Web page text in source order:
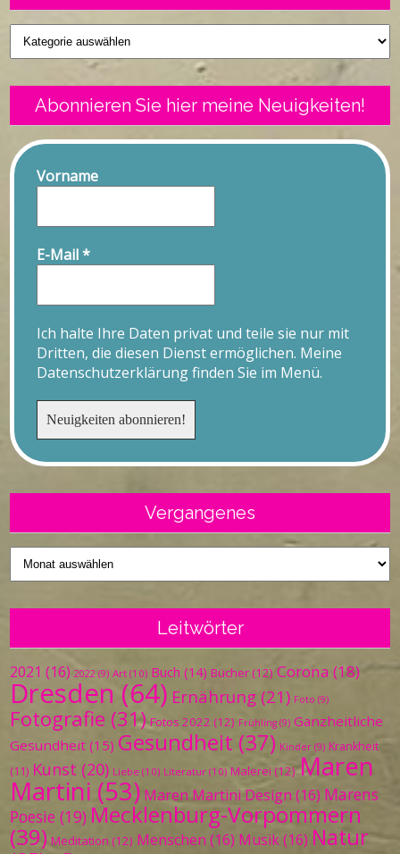
Geschriebenes
Abonnieren Sie hier meine Neuigkeiten!
Vorname
E-Mail*
Ich halte Ihre Daten privat und teile sie nur mit
Dritten, die diesen Dienst ermöglichen. Meine
Datenschutzerklärung finden Sie im Menü.
Vergangenes
Vergangenes
Leitwörter
2021 (16) 2022 (9) Art (10) Buch (14) Bücher (12) Corona (18)
Dresden (64) Ernährung (21) Foto (9)
Fotografie (31) Fotos 2022 (12) Frühling (9) Ganzheitliche
Gesundheit (15) Gesundheit (37) Kinder (9) Krankheit
(11) Kunst (20) Liebe (10) Literatur (10) Malerei (12) Maren
Martini (53) Maren Martini Design (16) Marens
Poesie (19) Mecklenburg-Vorpommern
(39) Meditation (12) Menschen (16) Musik(16) Natur